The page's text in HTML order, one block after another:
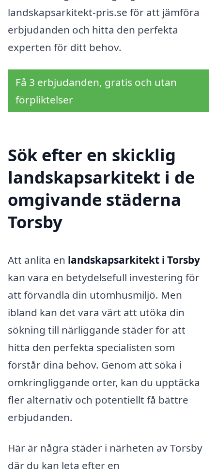
landskapsarkitekt-pris.se för att jämföra
erbjudanden och hitta den perfekta
experten för ditt behov.
Få 3 erbjudanden, gratis och utan
förpliktelser
Sök efter en skicklig
landskapsarkitekt i de
omgivande städerna
Torsby
Att anlita en landskapsarkitekt i Torsby
kan vara en betydelsefull investering för
att förvandla din utomhusmiljö. Men
ibland kan det vara värt att utöka din
sökning till närliggande städer för att
hitta den perfekta specialisten som
förstår dina behov. Genom att söka i
omkringliggande orter, kan du upptäcka
fler alternativ och potentiellt få bättre
erbjudanden.
Här är några städer i närheten av Torsby
där du kan leta efter en